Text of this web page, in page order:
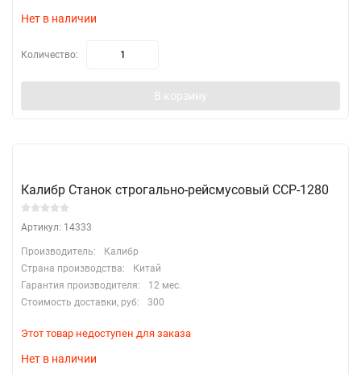
Нет в наличии
Количество:
В корзину
Калибр Станок строгально-рейсмусовый ССР-1280
Артикул: 14333
Производитель:
Калибр
Страна производства:
Китай
Гарантия производителя:
12 мес.
Стоимость доставки, руб:
300
Этот товар недоступен для заказа
Нет в наличии